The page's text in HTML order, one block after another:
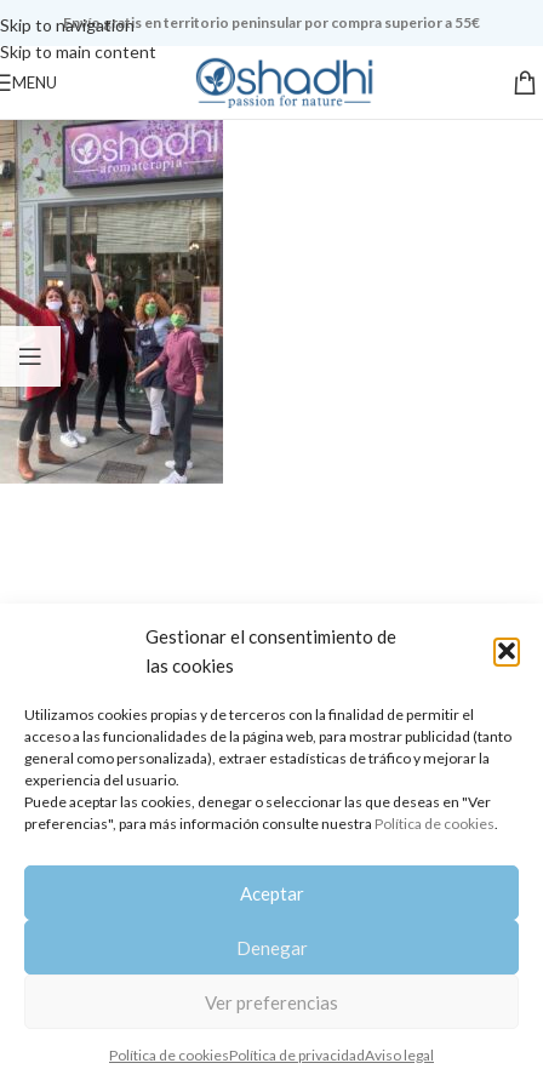
Gestionar el consentimiento de
las cookies
Utilizamos cookies propias y de terceros con la finalidad de permitir el
acceso a las funcionalidades de la página web, para mostrar publicidad (tanto
general como personalizada), extraer estadísticas de tráfico y mejorar la
experiencia del usuario.
Puede aceptar las cookies, denegar o seleccionar las que deseas en "Ver
preferencias", para más información consulte nuestra Política de cookies.
Aceptar
Denegar
Ver preferencias
Política de cookiesPolítica de privacidadAviso legal
Skip to navigation
Skip to main content
Envío gratis en territorio peninsular por compra superior a 55€
MENU
Copyright 2014-2025
Política de privacidad Aviso legal | Política de cookies